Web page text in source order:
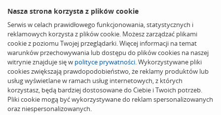
Nasza strona korzysta z plików cookie
Serwis w celach prawidłowego funkcjonowania, statystycznych i
reklamowych korzysta z plików cookie. Możesz zarządzać plikami
cookie z poziomu Twojej przeglądarki. Więcej informacji na temat
warunków przechowywania lub dostępu do plików cookies na naszej
witrynie znajduje się w polityce prywatności. Wykorzystywane pliki
cookies zwiększają prawdopodobieństwo, że reklamy produktów lub
usług wyświetlane w ramach usług internetowych, z których
korzystasz, będą bardziej dostosowane do Ciebie i Twoich potrzeb.
Pliki cookie mogą być wykorzystywane do reklam spersonalizowanych
oraz niespersonalizowanych.